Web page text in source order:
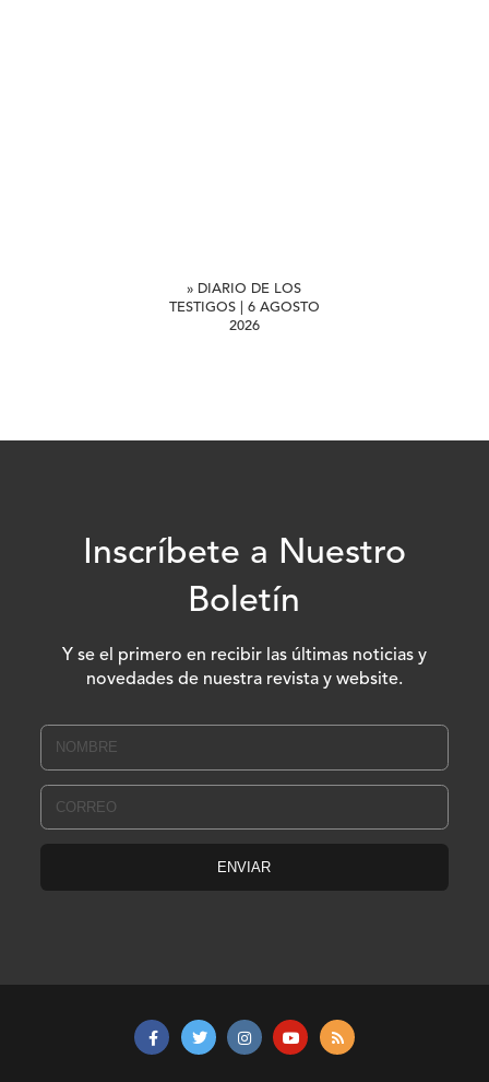
» DIARIO DE LOS
TESTIGOS | 6 AGOSTO
2026
Inscríbete a Nuestro
Boletín
Y se el primero en recibir las últimas noticias y
novedades de nuestra revista y website.